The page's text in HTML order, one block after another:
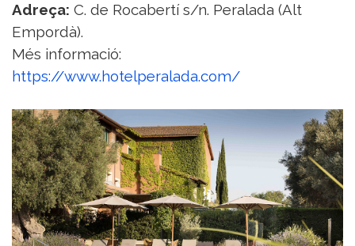
Adreça: C. de Rocabertí s/n. Peralada (Alt
Empordà).
Més informació:
https://www.hotelperalada.com/